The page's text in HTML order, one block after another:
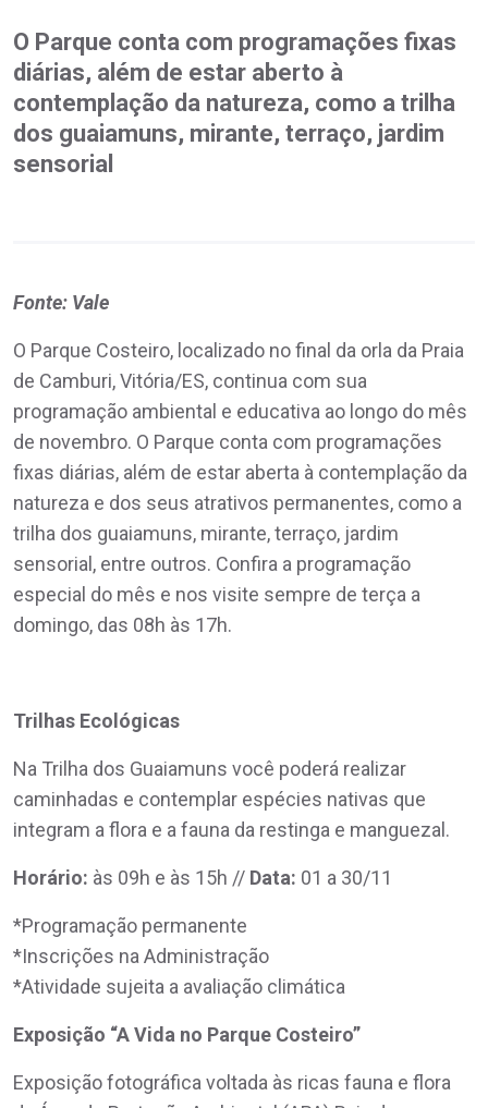
O Parque conta com programações fixas
diárias, além de estar aberto à
contemplação da natureza, como a trilha
dos guaiamuns, mirante, terraço, jardim
sensorial
Fonte: Vale
O Parque Costeiro, localizado no final da orla da Praia
de Camburi, Vitória/ES, continua com sua
programação ambiental e educativa ao longo do mês
de novembro. O Parque conta com programações
fixas diárias, além de estar aberta à contemplação da
natureza e dos seus atrativos permanentes, como a
trilha dos guaiamuns, mirante, terraço, jardim
sensorial, entre outros. Confira a programação
especial do mês e nos visite sempre de terça a
domingo, das 08h às 17h.
Trilhas Ecológicas
Na Trilha dos Guaiamuns você poderá realizar
caminhadas e contemplar espécies nativas que
integram a flora e a fauna da restinga e manguezal.
Horário: às 09h e às 15h // Data: 01 a 30/11
*Programação permanente
*Inscrições na Administração
*Atividade sujeita a avaliação climática
Exposição “A Vida no Parque Costeiro”
Exposição fotográfica voltada às ricas fauna e flora